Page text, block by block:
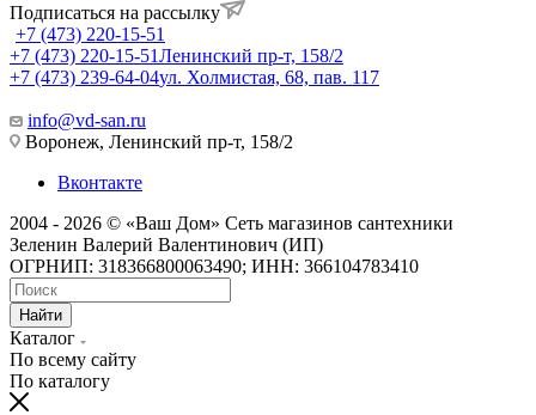
Подписаться на рассылку
+7 (473) 220-15-51
+7 (473) 220-15-51Ленинский пр-т, 158/2
+7 (473) 239-64-04ул. Холмистая, 68, пав. 117
info@vd-san.ru
Воронеж, Ленинский пр-т, 158/2
Вконтакте
2004 - 2026 © «Ваш Дом» Сеть магазинов сантехники
Зеленин Валерий Валентинович (ИП)
ОГРНИП: 318366800063490; ИНН: 366104783410
Найти
Каталог
По всему сайту
По каталогу